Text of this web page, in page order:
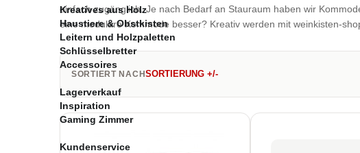
Kreatives aus Holz
Haustiere & Obstkisten
Leitern und Holzpaletten
Schlüsselbretter
Accessoires
Lagerverkauf
Inspiration
Gaming Zimmer
Kundenservice
einfach zugänglich. Je nach Bedarf an Stauraum haben wir
eine modulare Kommode besser? Kreativ werden mit weinkisten-
SORTIERT NACHSORTIERUNG +/-